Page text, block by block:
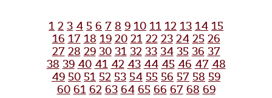
1 2 3 4 5 6 7 8 9 10 11 12 13 14 15
16 17 18 19 20 21 22 23 24 25 26
27 28 29 30 31 32 33 34 35 36 37
38 39 40 41 42 43 44 45 46 47 48
49 50 51 52 53 54 55 56 57 58 59
60 61 62 63 64 65 66 67 68 69